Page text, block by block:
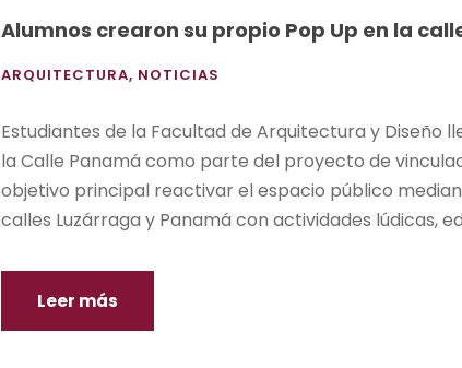
Alumnos crearon su propio Pop Up en la
ARQUITECTURA, NOTICIAS
Estudiantes de la Facultad de Arquitectura y Diseño
la Calle Panamá como parte del proyecto de
objetivo principal reactivar el espacio público
calles Luzárraga y Panamá con actividades lúdicas,
Leer más